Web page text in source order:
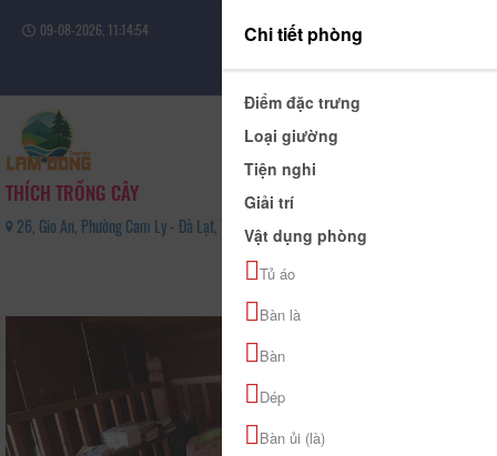
09-08-2026, 11:14:54
Đăng nhập
THÍCH TRỒNG CÂY
26, Gio An, Phường Cam Ly - Đà Lạt, Tỉnh Lâm Đồng - 0333 637 399
Chi tiết phòng
Điểm đặc trưng
Loại giường
Tiện nghi
Giải trí
Vật dụng phòng
Tủ áo
Bàn là
Bàn
Dép
Bàn ủi (là)